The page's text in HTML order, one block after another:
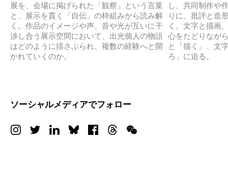
展を、会場に掲げられた「観察」という言葉
と、展示を貫く「自伝」の枠組みから読み解
く。作品のイメージや声、音や光が互いに干
渉し合う展示空間において、出光個人の物語
はどのように揺さぶられ、複数の経験へと開
かれていくのか。
し、共同制作や
りに、批評と造
く。文字と描画
心をたどりなが
と「描く」、文
ろ」に迫る。
ソーシャルメディアでフォロー